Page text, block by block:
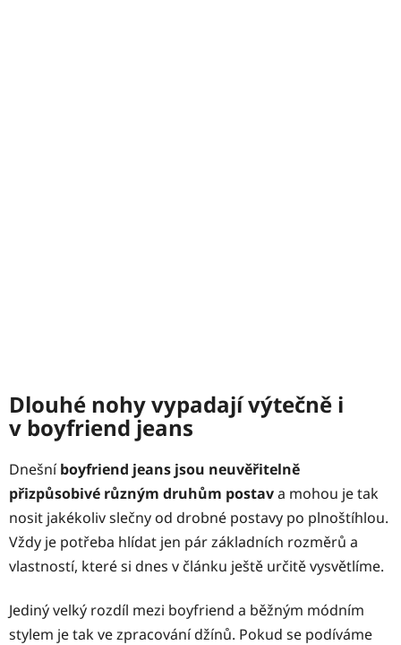
Dlouhé nohy vypadají výtečně i
v boyfriend jeans
Dnešníboyfriend jeans jsou neuvěřitelně
přizpůsobivé různým druhům postava mohou je tak
nosit jakékoliv slečny od drobné postavy po plnoštíhlou.
Vždy je potřeba hlídat jen pár základních rozměrů a
vlastností, které si dnes v článku ještě určitě vysvětlíme.
Jediný velký rozdíl mezi boyfriend a běžným módním
stylem je tak ve zpracování džínů. Pokud se podíváme